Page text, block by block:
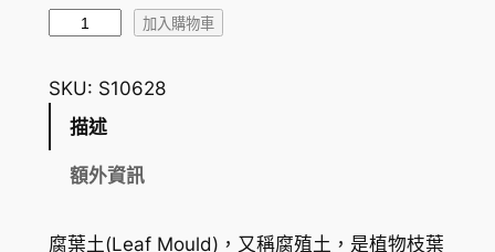
土
/
加入購物車
SKU: S10628
描述
額外資訊
腐葉土(Leaf Mould)，又稱腐殖土，是植物枝葉